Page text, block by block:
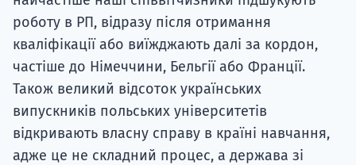
роботу в РП, відразу після отримання
кваліфікації або виїжджають далі за кордон,
частіше до Німеччини, Бельгії або Франції.
Також великий відсоток українських
випускників польських університетів
відкривають власну справу в країні навчання,
адже це не складний процес, а держава зі